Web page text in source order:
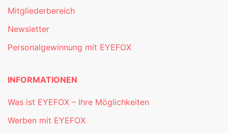
Mitgliederbereich
Newsletter
Personalgewinnung mit EYEFOX
INFORMATIONEN
Was ist EYEFOX – Ihre Möglichkeiten
Werben mit EYEFOX